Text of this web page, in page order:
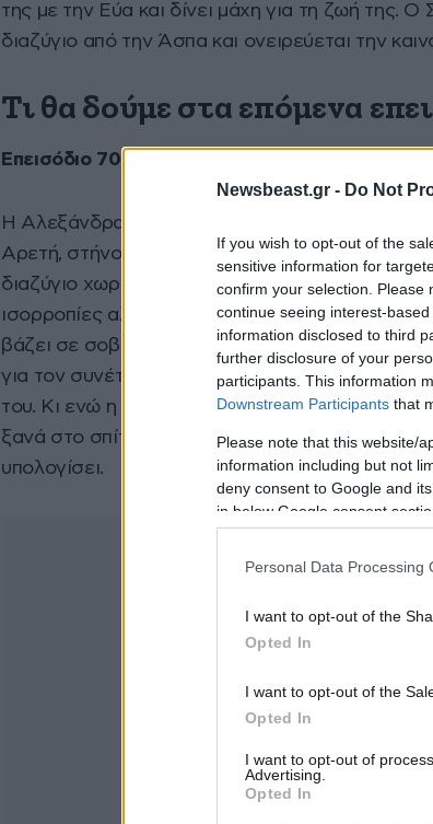
Newsbeast.gr - Do Not
If you wish to opt-out of the
sensitive information for
confirm your selection. Please
continue seeing interest-
information disclosed to third
further disclosure of your
participants. This information
Downstream Participants that
Please note that this website/
information including but not
deny consent to Google and
in below Google consent
Personal Data Processing
I want to opt-out of the
Opted In
I want to opt-out of the
Opted In
I want to opt-out of
Advertising.
Opted In
της με την Εύα και δίνει μάχη για τη ζωή της.
διαζύγιο από την Άσπα και ονειρεύεται την
Τι θα δούμε στα επόμενα
Επεισόδιο 70 (Δευτέρα 27/04)
Η Αλεξάνδρα προσπαθεί με κάθε τρόπο, να
Αρετή, στήνοντας ύπουλα παιχνίδια. Ο Σάββας
διαζύγιο χωρίς αποτέλεσμα, μέχρι που
ισορροπίες αλλάζουν επικίνδυνα. Ο Νικήτας
βάζει σε σοβαρές σκέψεις. Ο Μάξιμος
για τον συνέταιρο της Triton – Οικοδομικής
του. Κι ενώ η Αρετή δέχεται μια επίσκεψη που
ξανά στο σπίτι της Εύας, για να βρεθεί
υπολογίσει.